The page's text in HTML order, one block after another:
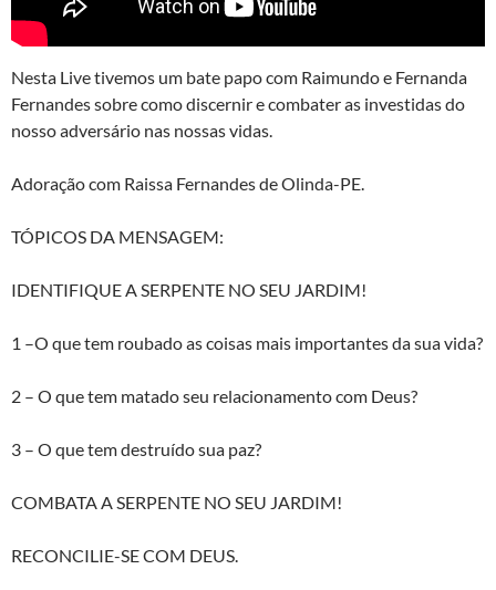
Nesta Live tivemos um bate papo com Raimundo e Fernanda
Fernandes sobre como discernir e combater as investidas do
nosso adversário nas nossas vidas.
Adoração com Raissa Fernandes de Olinda-PE.
TÓPICOS DA MENSAGEM:
IDENTIFIQUE A SERPENTE NO SEU JARDIM!
1 –O que tem roubado as coisas mais importantes da sua vida?
2 – O que tem matado seu relacionamento com Deus?
3 – O que tem destruído sua paz?
COMBATA A SERPENTE NO SEU JARDIM!
RECONCILIE-SE COM DEUS.